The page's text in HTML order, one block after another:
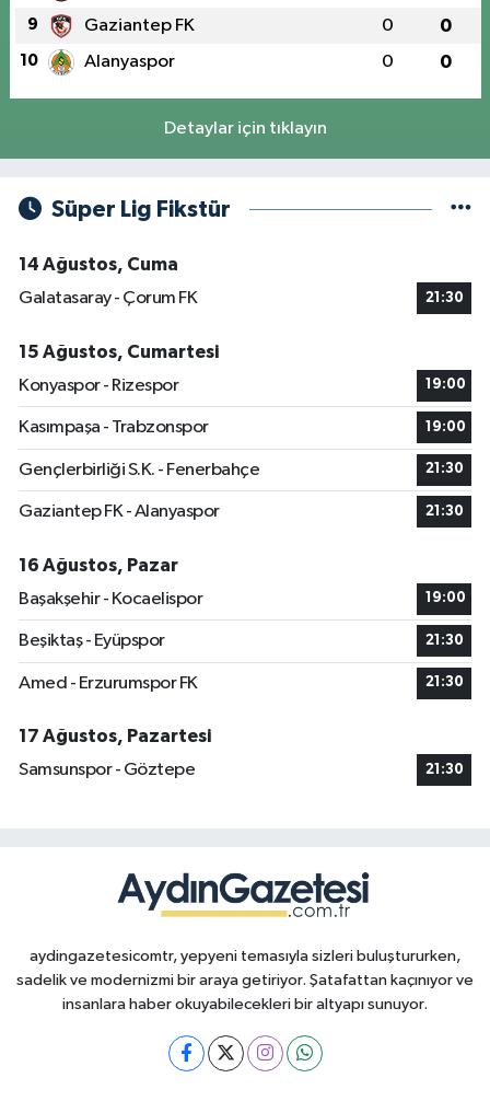
9 Gaziantep FK 0 0
10 Alanyaspor 0 0
Detaylar için tıklayın
Süper Lig Fikstür
14 Ağustos, Cuma
Galatasaray - Çorum FK
21:30
15 Ağustos, Cumartesi
Konyaspor - Rizespor
19:00
Kasımpaşa - Trabzonspor 19:00
Gençlerbirliği S.K. - Fenerbahçe 21:30
Gaziantep FK - Alanyaspor 21:30
16 Ağustos, Pazar
Başakşehir - Kocaelispor
19:00
Beşiktaş - Eyüpspor 21:30
Amed - Erzurumspor FK 21:30
17 Ağustos, Pazartesi
Samsunspor - Göztepe
21:30
aydingazetesicomtr, yepyeni temasıyla sizleri buluştururken,
sadelik ve modernizmi bir araya getiriyor. Şatafattan kaçınıyor ve
insanlara haber okuyabilecekleri bir altyapı sunuyor.